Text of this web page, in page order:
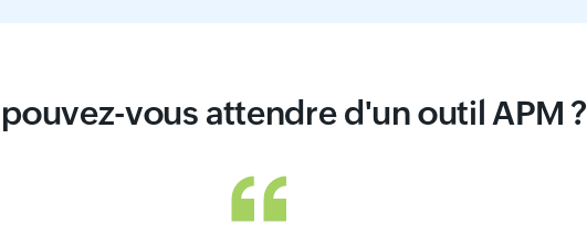
vous attendre d'un outil APM ?